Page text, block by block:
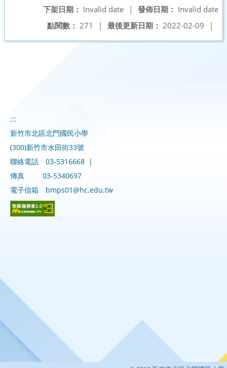
發佈日期： Invalid date
下架日期： Invalid date
|
最後更新日期： 2022-02-09 |
點閱數： 271 |
:::
新竹市北區北門國民小學
(300)新竹市水田街33號
聯絡電話
03-5316668 |
傳真
03-5340697
電子信箱
bmps01@hc.edu.tw